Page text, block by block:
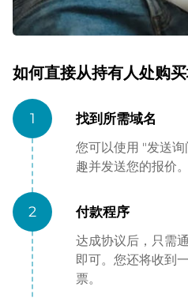
如何直接从持有人处购
1 找到所需域名
您可以使用 "发送
趣并发送您的报价。
2 付款程序
达成协议后，只需
即可。您还将收到
票。